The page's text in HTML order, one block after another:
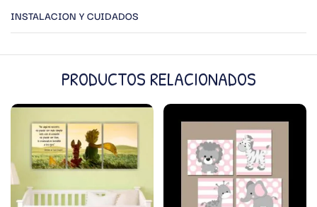
INSTALACION Y CUIDADOS
PRODUCTOS RELACIONADOS